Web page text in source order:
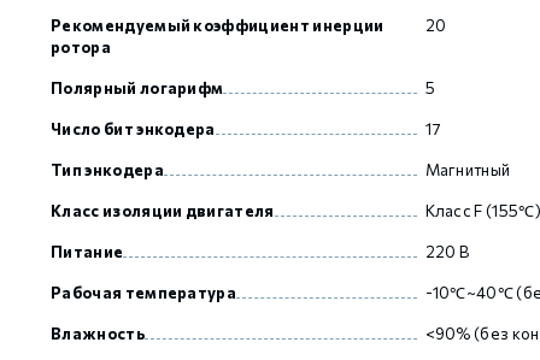
Рекомендуемый коэффициент инерции
ротора
20
Полярный логарифм 5
Число бит энкодера 17
Тип энкодера Магнитный
Класс изоляции двигателя Класс F (155℃)
Питание 220 В
Рабочая температура -10℃~40℃
Влажность <90% (без